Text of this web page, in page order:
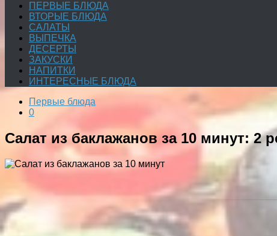
ПЕРВЫЕ БЛЮДА
ВТОРЫЕ БЛЮДА
САЛАТЫ
ВЫПЕЧКА
ДЕСЕРТЫ
ЗАКУСКИ
НАПИТКИ
ИНТЕРЕСНЫЕ БЛЮДА
Первые блюда
0
Салат из баклажанов за 10 минут: 2